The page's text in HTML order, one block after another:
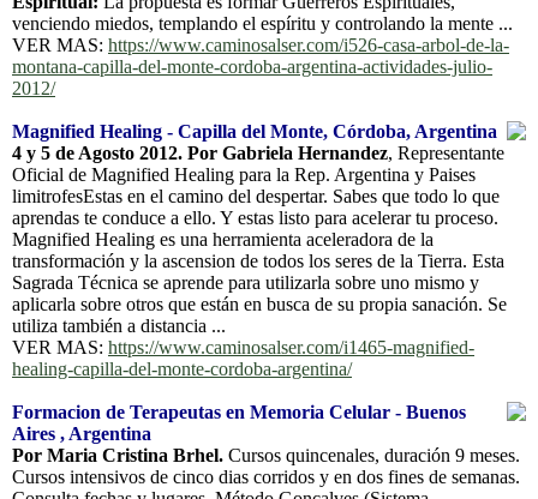
venciendo miedos, templando el espíritu y controlando la mente ...
VER MAS: https://www.caminosalser.com/i526-casa-arbol-de-la-
montana-capilla-del-monte-cordoba-argentina-actividades-julio-
2012/
Magnified Healing - Capilla del Monte, Córdoba, Argentina
4 y 5 de Agosto 2012. Por Gabriela Hernandez, Representante
Oficial de Magnified Healing para la Rep. Argentina y Paises
limitrofesEstas en el camino del despertar. Sabes que todo lo que
aprendas te conduce a ello. Y estas listo para acelerar tu proceso.
Magnified Healing es una herramienta aceleradora de la
transformación y la ascension de todos los seres de la Tierra. Esta
Sagrada Técnica se aprende para utilizarla sobre uno mismo y
aplicarla sobre otros que están en busca de su propia sanación. Se
utiliza también a distancia ...
VER MAS: https://www.caminosalser.com/i1465-magnified-
healing-capilla-del-monte-cordoba-argentina/
Formacion de Terapeutas en Memoria Celular - Buenos
Aires , Argentina
Por Maria Cristina Brhel. Cursos quincenales, duración 9 meses.
Cursos intensivos de cinco dias corridos y en dos fines de semanas.